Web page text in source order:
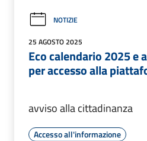
NOTIZIE
25 AGOSTO 2025
Eco calendario 2025 e
per accesso alla
avviso alla cittadinanza
Accesso all'informazione